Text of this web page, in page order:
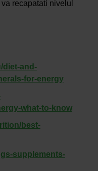
recapatati nivelul
diet-and-
for-energy
what-to-know
best-
supplements-